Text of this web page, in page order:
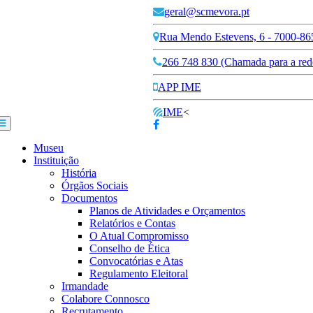
geral@scmevora.pt
Rua Mendo Estevens, 6 - 7000-
266 748 830 (Chamada para a
APP IME
IME<
Museu
Instituição
História
Órgãos Sociais
Documentos
Planos de Atividades e Orçamentos
Relatórios e Contas
O Atual Compromisso
Conselho de Ética
Convocatórias e Atas
Regulamento Eleitoral
Irmandade
Colabore Connosco